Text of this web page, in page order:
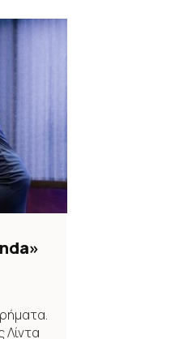
Λίντα